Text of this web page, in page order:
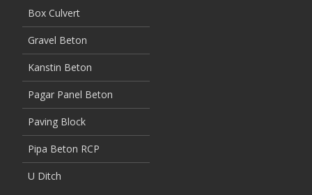
Box Culvert
Gravel Beton
Kanstin Beton
Pagar Panel Beton
Paving Block
Pipa Beton RCP
U Ditch